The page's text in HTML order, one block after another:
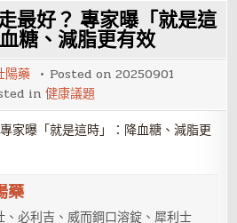
最好？ 專家曝「就是這
糖、減脂更有效
陽藥 Posted on 20250901
in 健康議題
家曝「就是這時」：降血糖、減脂更
藥
必利吉、威而鋼口溶錠、犀利士